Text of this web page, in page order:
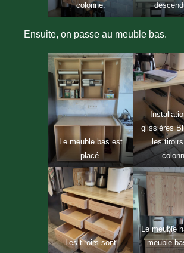
colonne.
Ensuite, on passe au meuble bas.
Le meuble bas est
placé.
glissières
les
Les tiroirs sont
Le meuble
meuble